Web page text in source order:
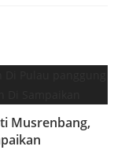
Musrenbang,